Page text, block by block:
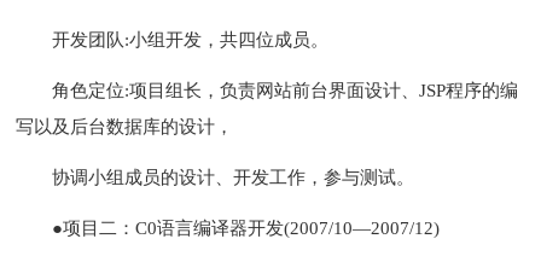
开发团队:小组开发，共四位成员。
角色定位:项目组长，负责网站前台界面设计、JSP程序的编
写以及后台数据库的设计，
协调小组成员的设计、开发工作，参与测试。
●项目二：C0语言编译器开发(2007/10—2007/12)